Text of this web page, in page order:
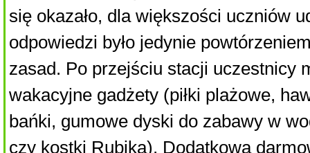
się okazało, dla większości uczniów
odpowiedzi było jedynie
zasad. Po przejściu stacji uczestnicy
wakacyjne gadżety (piłki plażowe,
bańki, gumowe dyski do zabawy w
czy kostki Rubika). Dodatkową